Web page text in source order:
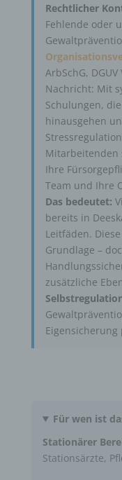
Rechtlicher
Fehlende oder
ArbSchG,
Nachricht: Mit
Schulungen,
hinausgehen
Mitarbeitenden
Ihre
Team und Ihre
Das bedeutet:
bereits in
Leitfäden.
Grundlage –
zusätzliche
Für wen ist
Stationärer
Stationsärzte,